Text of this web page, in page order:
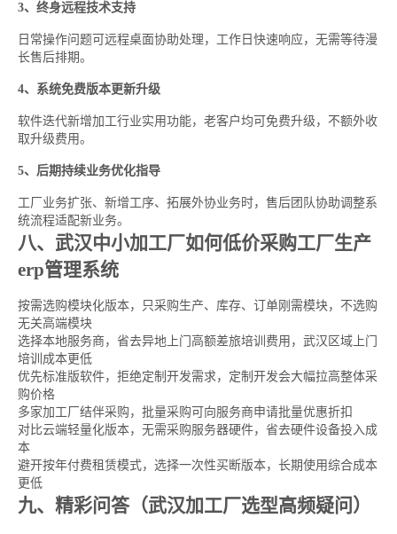
3、终身远程技术支持
日常操作问题可远程桌面协助处理，工作日快速响应，无需等待漫
长售后排期。
4、系统免费版本更新升级
软件迭代新增加工行业实用功能，老客户均可免费升级，不额外收
取升级费用。
5、后期持续业务优化指导
工厂业务扩张、新增工序、拓展外协业务时，售后团队协助调整系
统流程适配新业务。
八、武汉中小加工厂如何低价采购工厂生产
erp管理系统
按需选购模块化版本，只采购生产、库存、订单刚需模块，不选购
无关高端模块
选择本地服务商，省去异地上门高额差旅培训费用，武汉区域上门
培训成本更低
优先标准版软件，拒绝定制开发需求，定制开发会大幅拉高整体采
购价格
多家加工厂结伴采购，批量采购可向服务商申请批量优惠折扣
对比云端轻量化版本，无需采购服务器硬件，省去硬件设备投入成
本
避开按年付费租赁模式，选择一次性买断版本，长期使用综合成本
更低
九、精彩问答（武汉加工厂选型高频疑问）